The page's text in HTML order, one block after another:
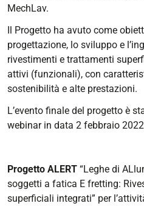
MechLav.
Il Progetto ha avuto come
progettazione, lo sviluppo e
rivestimenti e trattamenti
attivi (funzionali), con
sostenibilità e alte prestazioni.
L’evento finale del progetto è
webinar in data 2 febbraio
Progetto ALERT “Leghe di
soggetti a fatica E fretting:
superficiali integrati” per